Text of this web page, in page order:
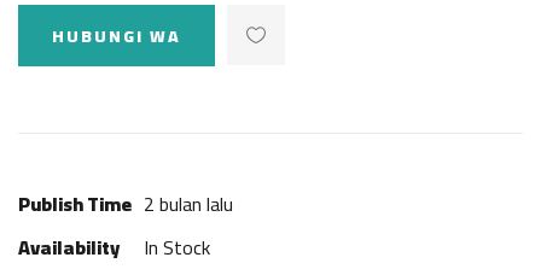
HUBUNGI WA
Publish Time 2 bulan lalu
Availability
In Stock